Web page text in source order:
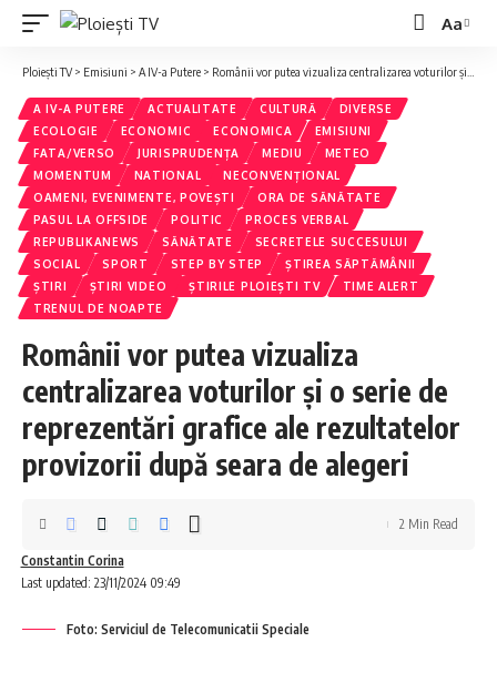
Font
Resizer
Aa
Ploiești TV> Emisiuni > A IV-a Putere > Românii vor putea vizualiza centralizarea voturilor și o serie de reprezentări grafice ale rezultatelor provizorii după seara de alegeri
A IV-A PUTERE ACTUALITATE CULTURĂ
DIVERSE
ECOLOGIE
ECONOMIC ECONOMICA
EMISIUNI
FATA/VERSO
JURISPRUDENȚA MEDIU
METEO
MOMENTUM
NATIONAL
NECONVENȚIONAL
OAMENI, EVENIMENTE, POVEȘTI
ORA DE SĂNĂTATE
PASUL LA OFFSIDE
POLITIC
PROCES VERBAL
REPUBLIKANEWS
SĂNĂTATE
SECRETELE SUCCESULUI
SOCIAL
SPORT STEP BY STEP
ȘTIREA SĂPTĂMÂNII
ȘTIRI
ȘTIRI VIDEO ȘTIRILE PLOIEȘTI TV
TIME ALERT
TRENUL DE NOAPTE
Românii vor putea vizualiza
centralizarea voturilor și o serie de
reprezentări grafice ale rezultatelor
provizorii după seara de alegeri
Last updated: 23/11/2024 09:49
Constantin Corina
2 Min Read
Foto: Serviciul de Telecomunicatii Speciale